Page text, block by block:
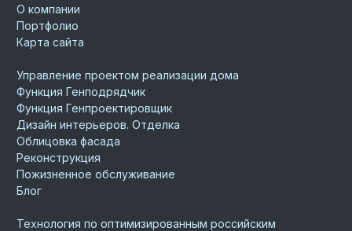
О компании
Портфолио
Карта сайта
Управление проектом реализации дома
Функция Генподрядчик
Функция Генпроектировщик
Дизайн интерьеров. Отделка
Облицовка фасада
Реконструкция
Пожизненное обслуживание
Блог
Технология по оптимизированным российским